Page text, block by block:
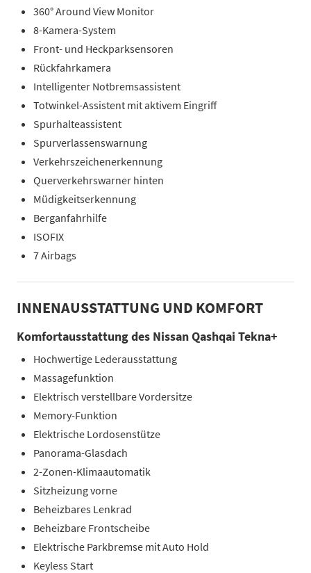
360° Around View Monitor
8-Kamera-System
Front- und Heckparksensoren
Rückfahrkamera
Intelligenter Notbremsassistent
Totwinkel-Assistent mit aktivem Eingriff
Spurhalteassistent
Spurverlassenswarnung
Verkehrszeichenerkennung
Querverkehrswarner hinten
Müdigkeitserkennung
Berganfahrhilfe
ISOFIX
7 Airbags
INNENAUSSTATTUNG UND KOMFORT
Komfortausstattung des Nissan Qashqai Tekna+
Hochwertige Lederausstattung
Massagefunktion
Elektrisch verstellbare Vordersitze
Memory-Funktion
Elektrische Lordosenstütze
Panorama-Glasdach
2-Zonen-Klimaautomatik
Sitzheizung vorne
Beheizbares Lenkrad
Beheizbare Frontscheibe
Elektrische Parkbremse mit Auto Hold
Keyless Start